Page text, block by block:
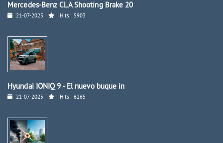
Mercedes-Benz CLA Shooting Brake 20
21-07-2025 Hits: 5903
Hyundai IONIQ 9 - El nuevo buque in
21-07-2025 Hits: 6265